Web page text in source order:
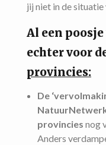
jij niet in de situatie
Al een
echter voor
provincies:
De
provincies nog
Anders